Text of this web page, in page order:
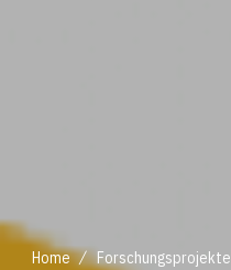
Home / Forschungsprojekte